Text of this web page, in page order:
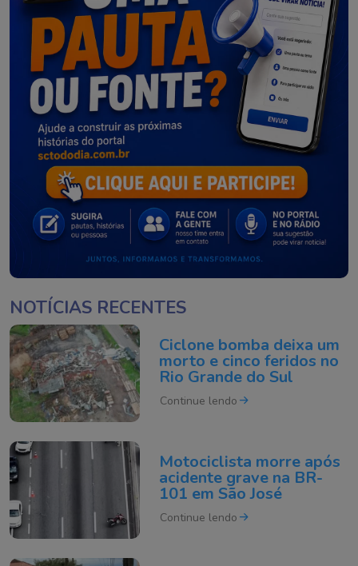
NOTÍCIAS RECENTES
Ciclone bomba deixa um
morto e cinco feridos no
Rio Grande do Sul
Continue lendo
Motociclista morre após
acidente grave na BR-
101 em São José
Continue lendo